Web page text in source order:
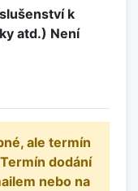
k
atd.) Není
ale termín
dodání
nebo na